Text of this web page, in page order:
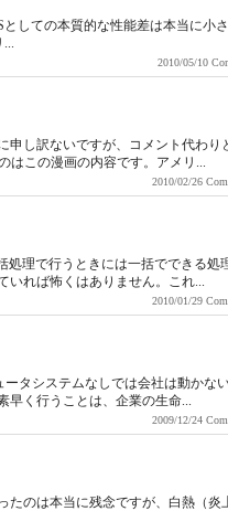
しての本質的な性能差は本当に小さ
...
2010/05/10
申し訳ないですが、コメント代わり
はこの漫画の内容です。アメリ...
2010/02/26
処理で行うときには一括でできる処
いれば怖くはありません。これ...
2010/01/29
ータシステムなしでは会社は動かな
早く行うことは、企業の生命...
2009/12/24
たのは本当に残念ですが、白熱（炎